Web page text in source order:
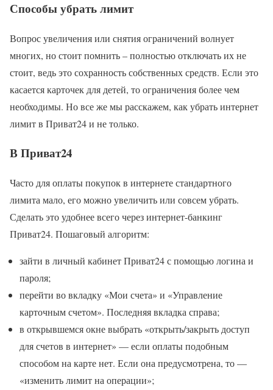
Способы убрать лимит
Вопрос увеличения или снятия ограничений волнует
многих, но стоит помнить – полностью отключать их не
стоит, ведь это сохранность собственных средств. Если это
касается карточек для детей, то ограничения более чем
необходимы. Но все же мы расскажем, как убрать интернет
лимит в Приват24 и не только.
В Приват24
Часто для оплаты покупок в интернете стандартного
лимита мало, его можно увеличить или совсем убрать.
Сделать это удобнее всего через интернет-банкинг
Приват24. Пошаговый алгоритм:
зайти в личный кабинет Приват24 с помощью логина и
пароля;
перейти во вкладку «Мои счета» и «Управление
карточным счетом». Последняя вкладка справа;
в открывшемся окне выбрать «открыть/закрыть доступ
для счетов в интернет» — если оплаты подобным
способом на карте нет. Если она предусмотрена, то —
«изменить лимит на операции»;